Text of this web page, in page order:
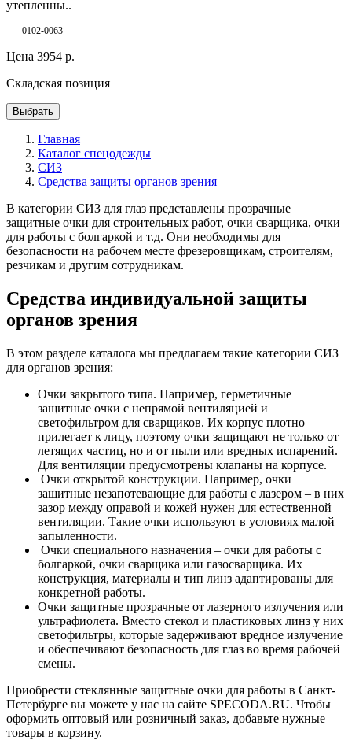
утепленны..
0102-0063
Цена 3954 р.
Складская позиция
Выбрать
Главная
Каталог спецодежды
СИЗ
Средства защиты органов зрения
В категории СИЗ для глаз представлены прозрачные
защитные очки для строительных работ, очки сварщика, очки
для работы с болгаркой и т.д. Они необходимы для
безопасности на рабочем месте фрезеровщикам, строителям,
резчикам и другим сотрудникам.
Средства индивидуальной защиты
органов зрения
В этом разделе каталога мы предлагаем такие категории СИЗ
для органов зрения:
Очки закрытого типа. Например, герметичные
защитные очки с непрямой вентиляцией и
светофильтром для сварщиков. Их корпус плотно
прилегает к лицу, поэтому очки защищают не только от
летящих частиц, но и от пыли или вредных испарений.
Для вентиляции предусмотрены клапаны на корпусе.
Очки открытой конструкции. Например, очки
защитные незапотевающие для работы с лазером – в них
зазор между оправой и кожей нужен для естественной
вентиляции. Такие очки используют в условиях малой
запыленности.
Очки специального назначения – очки для работы с
болгаркой, очки сварщика или газосварщика. Их
конструкция, материалы и тип линз адаптированы для
конкретной работы.
Очки защитные прозрачные от лазерного излучения или
ультрафиолета. Вместо стекол и пластиковых линз у них
светофильтры, которые задерживают вредное излучение
и обеспечивают безопасность для глаз во время рабочей
смены.
Приобрести стеклянные защитные очки для работы в Санкт-
Петербурге вы можете у нас на сайте SPECODA.RU. Чтобы
оформить оптовый или розничный заказ, добавьте нужные
товары в корзину.